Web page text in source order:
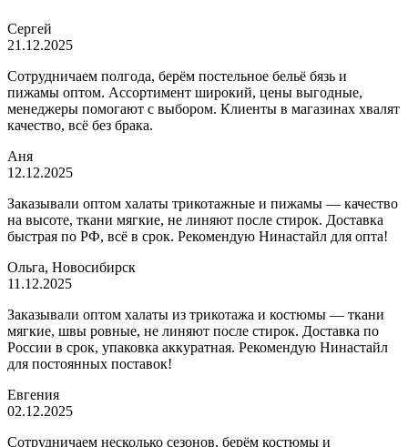
Сергей
21.12.2025
Сотрудничаем полгода, берём постельное бельё бязь и
пижамы оптом. Ассортимент широкий, цены выгодные,
менеджеры помогают с выбором. Клиенты в магазинах хвалят
качество, всё без брака.
Аня
12.12.2025
Заказывали оптом халаты трикотажные и пижамы — качество
на высоте, ткани мягкие, не линяют после стирок. Доставка
быстрая по РФ, всё в срок. Рекомендую Нинастайл для опта!
Ольга, Новосибирск
11.12.2025
Заказывали оптом халаты из трикотажа и костюмы — ткани
мягкие, швы ровные, не линяют после стирок. Доставка по
России в срок, упаковка аккуратная. Рекомендую Нинастайл
для постоянных поставок!
Евгения
02.12.2025
Сотрудничаем несколько сезонов, берём костюмы и